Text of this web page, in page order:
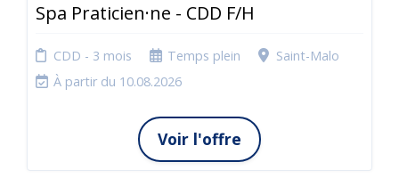
Spa Praticien·ne - CDD F/H
CDD - 3 mois Temps plein
Saint-Malo
À partir du 10.08.2026
Voir l'offre